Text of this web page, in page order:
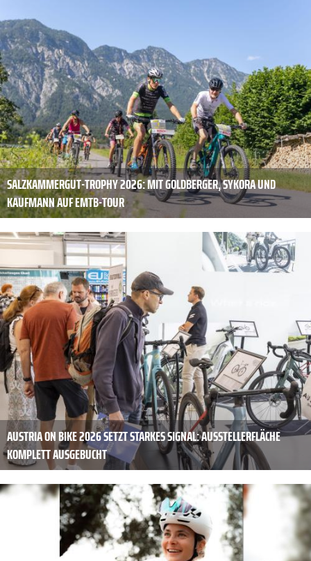
SALZKAMMERGUT-TROPHY 2026: MIT GOLDBERGER, SYKORA UND
KAUFMANN AUF EMTB-TOUR
AUSTRIA ON BIKE 2026 SETZT STARKES SIGNAL: AUSSTELLERFLÄCHE
KOMPLETT AUSGEBUCHT